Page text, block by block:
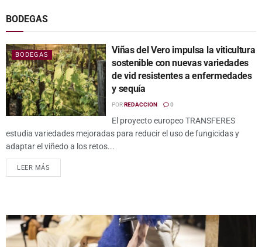
BODEGAS
BODEGAS
Viñas del Vero impulsa la viticultura
sostenible con nuevas variedades
de vid resistentes a enfermedades
y sequía
PORREDACCION 0
El proyecto europeo TRANSFERES
estudia variedades mejoradas para reducir el uso de fungicidas y
adaptar el viñedo a los retos...
LEER MÁS